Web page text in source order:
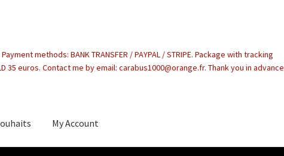
methods: BANK TRANSFER / PAYPAL / STRIPE. Package with tracking
35 euros. Contact me by email: carabus1000@orange.fr. Thank you in advance
My Account